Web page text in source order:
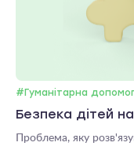
#Гуманітарна
Безпека дітей
Проблема, яку